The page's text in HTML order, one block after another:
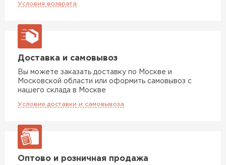
Условия возврата
Доставка и самовывоз
Вы можете заказать доставку по Москве и
Московской области или оформить самовывоз с
нашего склада в Москве
Условия доставки и самовывоза
Оптово и розничная продажа